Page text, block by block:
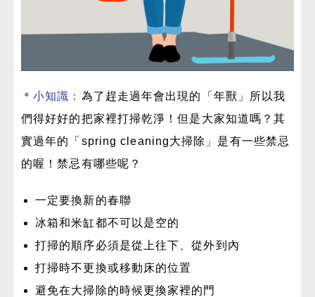
＊小知識： 為了趕走過年會出現的「年獸」所以我
們得好好的把家裡打掃乾淨！但是大家知道嗎？其
實過年的「spring cleaning大掃除」是有一些禁忌
的喔！禁忌有哪些呢？
一定要換新的春聯
冰箱和米缸都不可以是空的
打掃的順序必須是從上往下、從外到內
打掃時不更換或移動床的位置
避免在大掃除的時候更換家裡的門